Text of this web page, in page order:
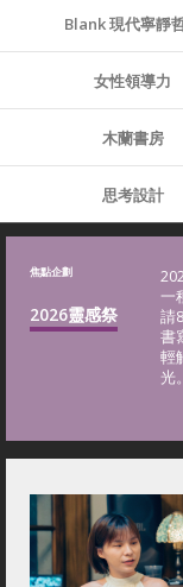
Blank 現代寧靜
女性領導力
木蘭書房
思考設計
焦點企劃
2026靈感祭
一
請
書
輕
光。